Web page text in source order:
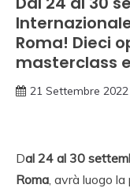
Roma! Dieci
masterclass
21 Settembre 2022
Dal 24 al 30
Roma, avrà luogo